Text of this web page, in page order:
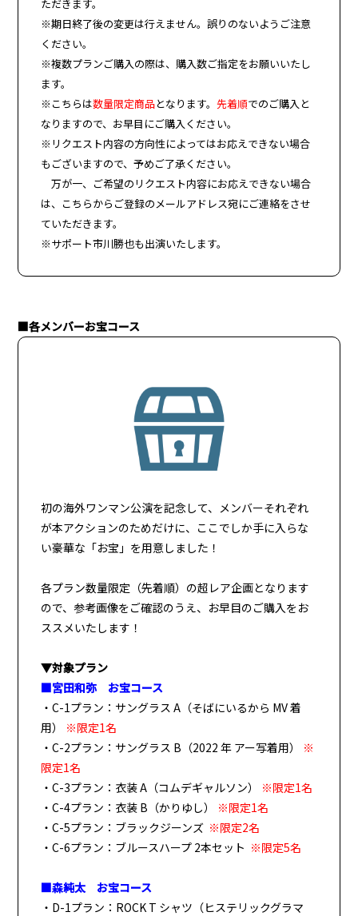
ただきます。
※期日終了後の変更は行えません。誤りのないようご注意
ください。
※複数プランご購入の際は、購入数ご指定をお願いいたし
ます。
※こちらは数量限定商品となります。先着順でのご購入と
なりますので、お早目にご購入ください。
※リクエスト内容の方向性によってはお応えできない場合
もございますので、予めご了承ください。
万が一、ご希望のリクエスト内容にお応えできない場合
は、こちらからご登録のメールアドレス宛にご連絡をさせ
ていただきます。
※サポート市川勝也も出演いたします。
■各メンバーお宝コース
初の海外ワンマン公演を記念して、メンバーそれぞれ
が本アクションのためだけに、ここでしか手に入らな
い豪華な「お宝」を用意しました！
各プラン数量限定（先着順）の超レア企画となります
ので、参考画像をご確認のうえ、お早目のご購入をお
ススメいたします！
▼対象プラン
■宮田和弥 お宝コース
・C-1プラン：サングラス A（そばにいるから MV 着
用） ※限定1名
・C-2プラン：サングラス B（2022 年 アー写着用） ※
限定1名
・C-3プラン：衣装 A（コムデギャルソン） ※限定1名
・C-4プラン：衣装 B（かりゆし） ※限定1名
・C-5プラン：ブラックジーンズ ※限定2名
・C-6プラン：ブルースハープ 2本セット ※限定5名
■森純太 お宝コース
・D-1プラン：ROCK T シャツ（ヒステリックグラマ